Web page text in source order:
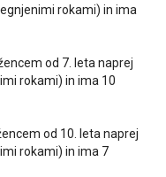
rokami) in ima
od 7. leta naprej
rokami) in ima 10
od 10. leta naprej
rokami) in ima 7